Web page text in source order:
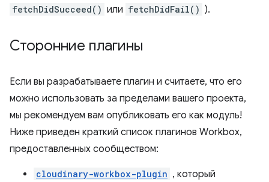
fetchDidSucceed() или fetchDidFail() ).
Сторонние плагины
Если вы разрабатываете плагин и считаете, что его
можно использовать за пределами вашего проекта,
мы рекомендуем вам опубликовать его как модуль!
Ниже приведен краткий список плагинов Workbox,
предоставленных сообществом:
cloudinary-workbox-plugin , который